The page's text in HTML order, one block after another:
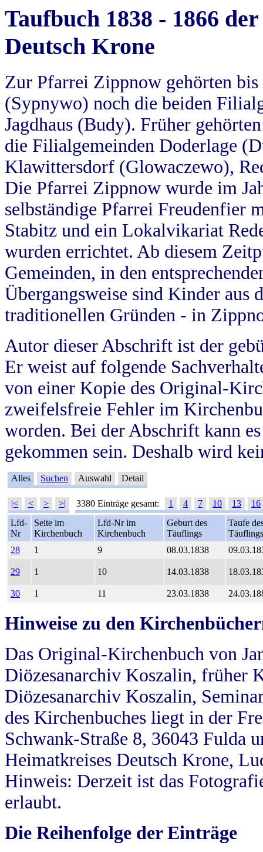
Taufbuch 1838 - 1866
Deutsch Krone
Zur Pfarrei Zippnow gehörten
(Sypnywo) noch die beiden
Jagdhaus (Budy). Früher
die Filialgemeinden Doderlage
Klawittersdorf (Glowaczewo),
Die Pfarrei Zippnow wurde im
selbständige Pfarrei Freudenfier
Stabitz und ein Lokalvikariat
wurden errichtet. Ab diesem
Gemeinden, in den
Übergangsweise sind Kinder aus
traditionellen Gründen - in
Autor dieser Abschrift ist der
Er weist auf folgende
von einer Kopie des Original-
zweifelsfreie Fehler im
worden. Bei der Abschrift kann
gekommen sein. Deshalb wird
Alles Suchen Auswahl Detail
|< < > >| 3380 Einträge gesamt: 1 4 7 10 13
16
Lfd-
Nr
Seite im
Kirchenbuch
Lfd-Nr im
Kirchenbuch
Geburt des
Täuflings
Taufe
Täuflings
28
1 9 08.03.1838
29 1 10 14.03.1838
30 1 11 23.03.1838
Hinweise zu den
Das Original-Kirchenbuch von
Diözesanarchiv Koszalin, früher
Diözesanarchiv Koszalin,
des Kirchenbuches liegt in der
Schwank-Straße 8, 36043 Fulda
Heimatkreises Deutsch Krone,
Hinweis: Derzeit ist das
erlaubt.
Die Reihenfolge der Einträge